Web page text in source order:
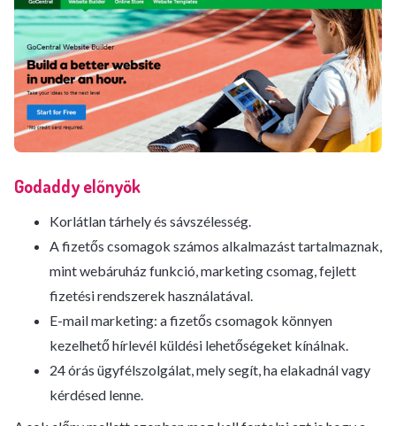
Godaddy előnyök
Korlátlan tárhely és sávszélesség.
A fizetős csomagok számos alkalmazást tartalmaznak,
mint webáruház funkció, marketing csomag, fejlett
fizetési rendszerek használatával.
E-mail marketing: a fizetős csomagok könnyen
kezelhető hírlevél küldési lehetőségeket kínálnak.
24 órás ügyfélszolgálat, mely segít, ha elakadnál vagy
kérdésed lenne.